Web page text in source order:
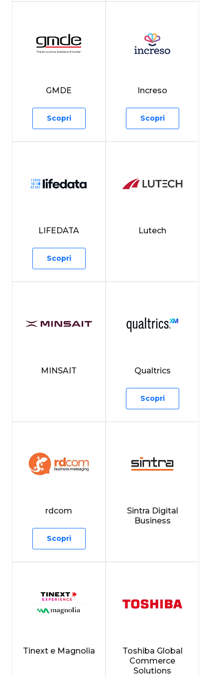
GMDE
Scopri
Increso
Scopri
LIFEDATA
Scopri
Lutech
MINSAIT Qualtrics
Scopri
rdcom
Scopri
Sintra Digital
Business
Tinext e Magnolia
Toshiba Global
Commerce
Solutions